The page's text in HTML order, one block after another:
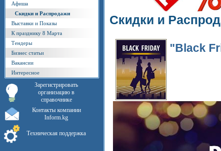
Афиша
Скидки и Распродажи
Выставки и Показы
К празднику 8 Марта
Тендеры
Бизнес статьи
Вакансии
Интересное
Зарегистрировать
организацию в
справочнике
Контакты компании
Inform.kg
Техническая поддержка
Скидки и
"Black